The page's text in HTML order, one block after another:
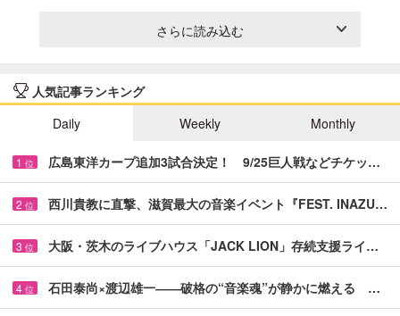
さらに読み込む
人気記事ランキング
Daily
Weekly Monthly
1 位 広島東洋カープ追加3試合決定！ 9/25巨人戦などチケッ…
2 位 西川貴教に直撃、滋賀最大の音楽イベント『FEST. INAZU…
3 位 大阪・茨木のライブハウス「JACK LION」存続支援ライ…
4 位 石田泰尚×渡辺雄一――破格の“音楽魂”が静かに燃える …